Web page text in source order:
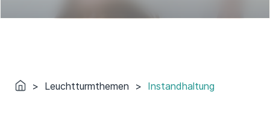
> Leuchtturmthemen > Instandhaltung